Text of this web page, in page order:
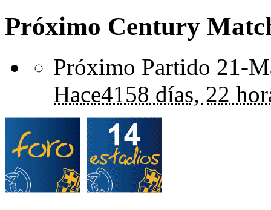
Próximo Century
Próximo Partido 21-
Hace4158 días, 22